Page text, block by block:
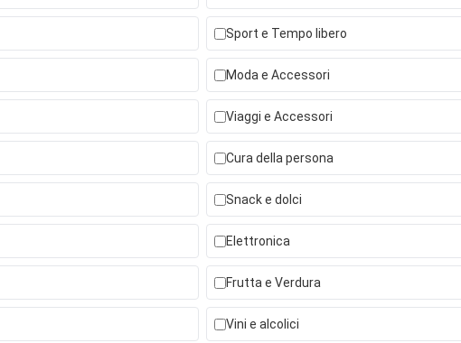
Sport e Tempo libero
Moda e Accessori
Viaggi e Accessori
Cura della persona
Snack e dolci
Elettronica
Frutta e Verdura
Vini e alcolici